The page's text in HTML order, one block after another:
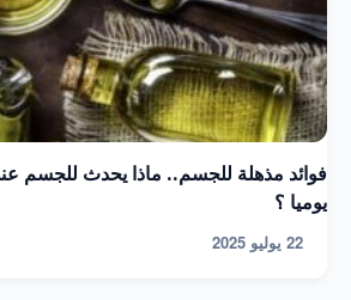
فوائد مذهلة للجسم.. ماذا يحدث للجسم
يوميا ؟
22 يوليو 2025